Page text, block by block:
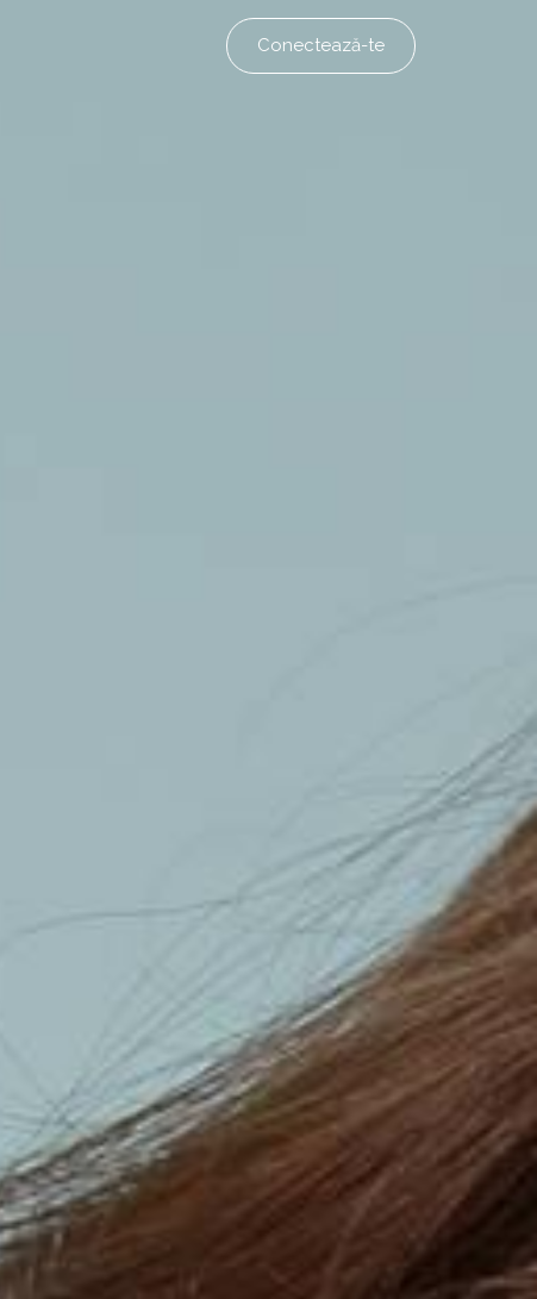
Conectează-te